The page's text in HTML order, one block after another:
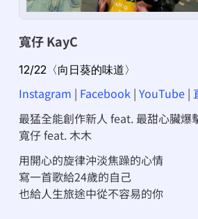
寬仔 KayC
12/22〈向日葵的味道〉
Instagram | Facebook | YouTube |
最猛全能創作新人 feat. 最甜心臟爆
寬仔 feat. 木木
用開心的旋律沖淡焦躁的心情
寫一首歌給24歲的自己
也給人生旅途中從不容易的你